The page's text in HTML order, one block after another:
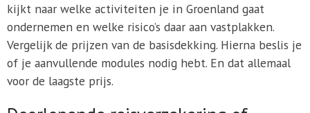
kijkt naar welke activiteiten je in Groenland gaat
ondernemen en welke risico’s daar aan vastplakken.
Vergelijk de prijzen van de basisdekking. Hierna beslis je
of je aanvullende modules nodig hebt. En dat allemaal
voor de laagste prijs.